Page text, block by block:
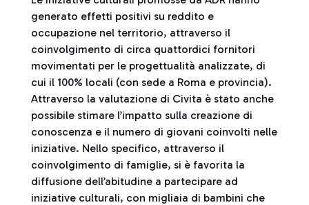
generato effetti positivi su reddito e
occupazione nel territorio, attraverso il
coinvolgimento di circa quattordici fornitori
movimentati per le progettualità analizzate, di
cui il 100% locali (con sede a Roma e provincia).
Attraverso la valutazione di Civita è stato anche
possibile stimare l’impatto sulla creazione di
conoscenza e il numero di giovani coinvolti nelle
iniziative. Nello specifico, attraverso il
coinvolgimento di famiglie, si è favorita la
diffusione dell’abitudine a partecipare ad
iniziative culturali, con migliaia di bambini che